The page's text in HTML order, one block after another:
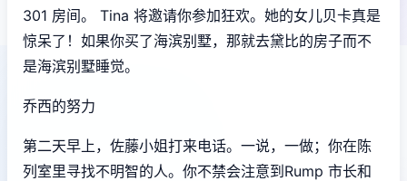
301 房间。 Tina 将邀请你参加狂欢。她的女儿贝卡真是
惊呆了！如果你买了海滨别墅，那就去黛比的房子而不
是海滨别墅睡觉。
乔西的努力
第二天早上，佐藤小姐打来电话。一说，一做；你在陈
列室里寻找不明智的人。你不禁会注意到Rump 市长和